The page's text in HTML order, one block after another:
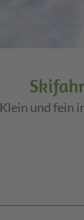
Klein und fein